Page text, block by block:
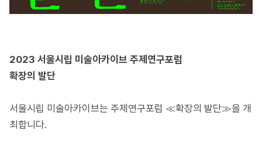
2023 서울시립 미술아카이브 주제연구포럼
확장의 발단
서울시립 미술아카이브는 주제연구포럼 ≪확장의 발단≫을 개
최합니다.